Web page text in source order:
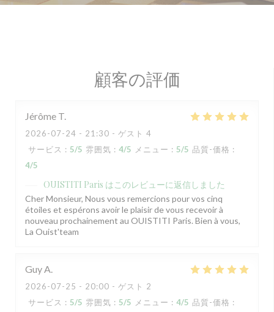
顧客の評価
Jérôme T
2026-07-24 - 21:30 - ゲスト 4
サービス : 5/5 雰囲気 : 4/5 メニュー : 5/5 品質-価格 :
4/5
OUISTITI Paris はこのレビューに返信しました
Cher Monsieur, Nous vous remercions pour vos cinq
étoiles et espérons avoir le plaisir de vous recevoir à
nouveau prochainement au OUISTITI Paris. Bien à vous,
La Ouist'team
GuyA
2026-07-25 - 20:00 - ゲスト 2
サービス : 5/5 雰囲気 : 5/5 メニュー : 4/5 品質-価格 :